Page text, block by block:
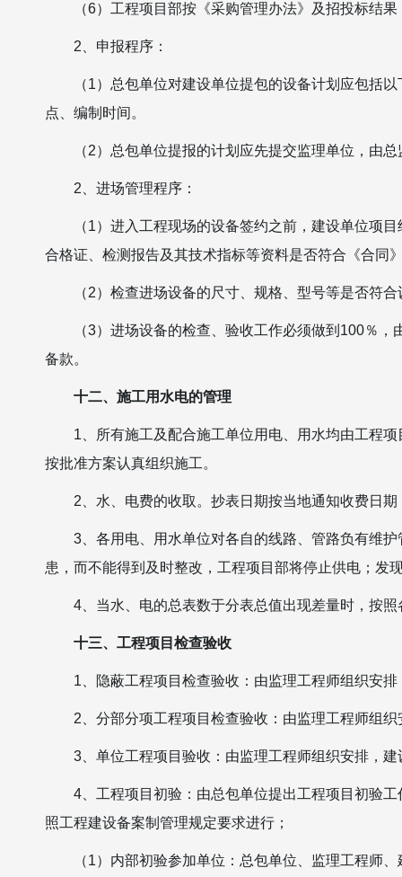
（6）工程项目部按《采购管理办法》及招投标结
2、申报程序：
（1）总包单位对建设单位提包的设备计划应包括
点、编制时间。
（2）总包单位提报的计划应先提交监理单位，由
2、进场管理程序：
（1）进入工程现场的设备签约之前，建设单位项
合格证、检测报告及其技术指标等资料是否符合《合同
（2）检查进场设备的尺寸、规格、型号等是否符
（3）进场设备的检查、验收工作必须做到100％
备款。
十二、施工用水电的管理
1、所有施工及配合施工单位用电、用水均由工程
按批准方案认真组织施工。
2、水、电费的收取。抄表日期按当地通知收费日
3、各用电、用水单位对各自的线路、管路负有维
患，而不能得到及时整改，工程项目部将停止供电；发
4、当水、电的总表数于分表总值出现差量时，按
十三、工程项目检查验收
1、隐蔽工程项目检查验收：由监理工程师组织安
2、分部分项工程项目检查验收：由监理工程师组
3、单位工程项目验收：由监理工程师组织安排，
4、工程项目初验：由总包单位提出工程项目初验
照工程建设备案制管理规定要求进行；
（1）内部初验参加单位：总包单位、监理工程师